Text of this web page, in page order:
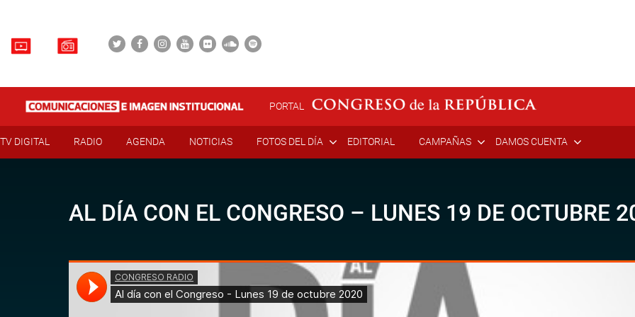
PORTAL
TV DIGITAL RADIO AGENDA NOTICIAS FOTOS DEL DÍA EDITORIAL CAMPAÑAS DAMOS CUENTA
AL DÍA CON EL CONGRESO – LUNES 19 DE OCTUBRE